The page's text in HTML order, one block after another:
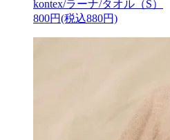
kontex/ラーナ/タオル（S）
800円(税込880円)